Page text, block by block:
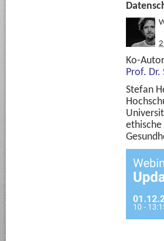
Ko-
Prof. Dr.
Stefan
ethische